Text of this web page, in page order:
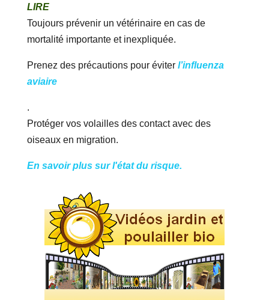
LIRE
Toujours prévenir un vétérinaire en cas de
mortalité importante et inexpliquée.
Prenez des précautions pour éviter l’influenza
aviaire
.
Protéger vos volailles des contact avec des
oiseaux en migration.
En savoir plus sur l'état du risque.